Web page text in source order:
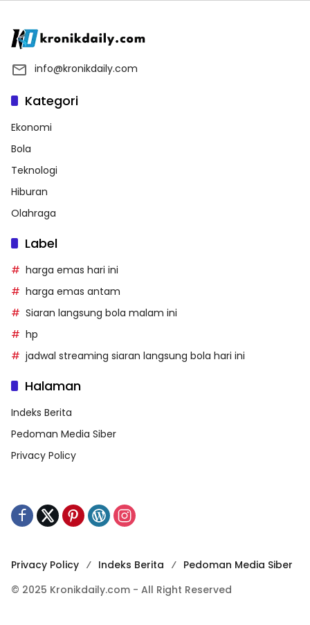
info@kronikdaily.com
Kategori
Ekonomi
Bola
Teknologi
Hiburan
Olahraga
Label
harga emas hari ini
harga emas antam
Siaran langsung bola malam ini
hp
jadwal streaming siaran langsung bola hari ini
Halaman
Indeks Berita
Pedoman Media Siber
Privacy Policy
Privacy Policy Indeks Berita
Pedoman Media Siber
© 2025 Kronikdaily.com - All Right Reserved